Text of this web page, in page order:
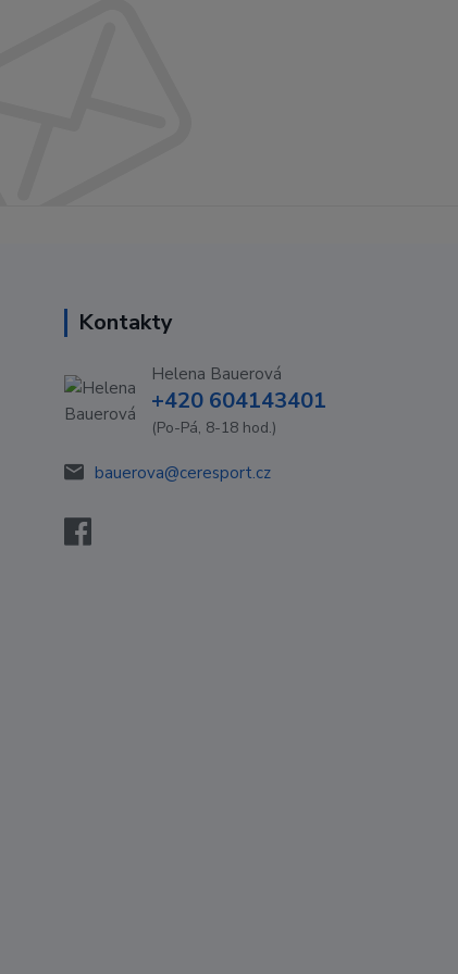
Kontakty
Helena Bauerová
+420 604143401
(Po-Pá, 8-18 hod.)
bauerova@ceresport.cz